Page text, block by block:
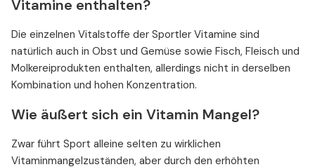
Vitamine enthalten?
Die einzelnen Vitalstoffe der Sportler Vitamine sind
natürlich auch in Obst und Gemüse sowie Fisch, Fleisch und
Molkereiprodukten enthalten, allerdings nicht in derselben
Kombination und hohen Konzentration.
Wie äußert sich ein Vitamin Mangel?
Zwar führt Sport alleine selten zu wirklichen
Vitaminmangelzuständen, aber durch den erhöhten